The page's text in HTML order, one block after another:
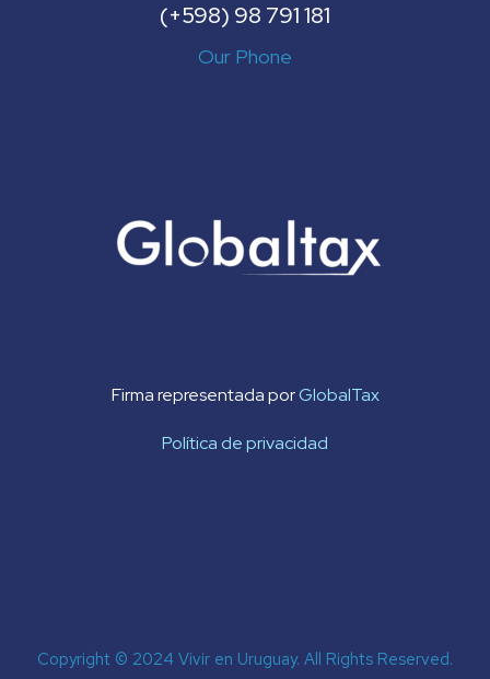
(+598) 98 791 181
Our Phone
Firma representada porGlobalTax
Política de privacidad
Copyright © 2024 Vivir en Uruguay. All Rights Reserved.